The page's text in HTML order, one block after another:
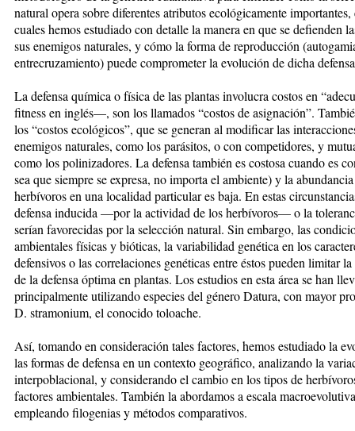
natural opera sobre diferentes atributos ecológicamente importantes,
cuales hemos estudiado con detalle la manera en que se defienden
sus enemigos naturales, y cómo la forma de reproducción
entrecruzamiento) puede comprometer la evolución de dicha
La defensa química o física de las plantas involucra costos en
fitness en inglés—, son los llamados “costos de asignación”.
los “costos ecológicos”, que se generan al modificar las
enemigos naturales, como los parásitos, o con competidores, y
como los polinizadores. La defensa también es costosa cuando es
sea que siempre se expresa, no importa el ambiente) y la
herbívoros en una localidad particular es baja. En estas
defensa inducida —por la actividad de los herbívoros— o la
serían favorecidas por la selección natural. Sin embargo, las
ambientales físicas y bióticas, la variabilidad genética en los
defensivos o las correlaciones genéticas entre éstos pueden limitar
de la defensa óptima en plantas. Los estudios en esta área se han
principalmente utilizando especies del género Datura, con mayor
D. stramonium, el conocido toloache.
Así, tomando en consideración tales factores, hemos estudiado la
las formas de defensa en un contexto geográfico, analizando la
interpoblacional, y considerando el cambio en los tipos de
factores ambientales. También la abordamos a escala
empleando filogenias y métodos comparativos.